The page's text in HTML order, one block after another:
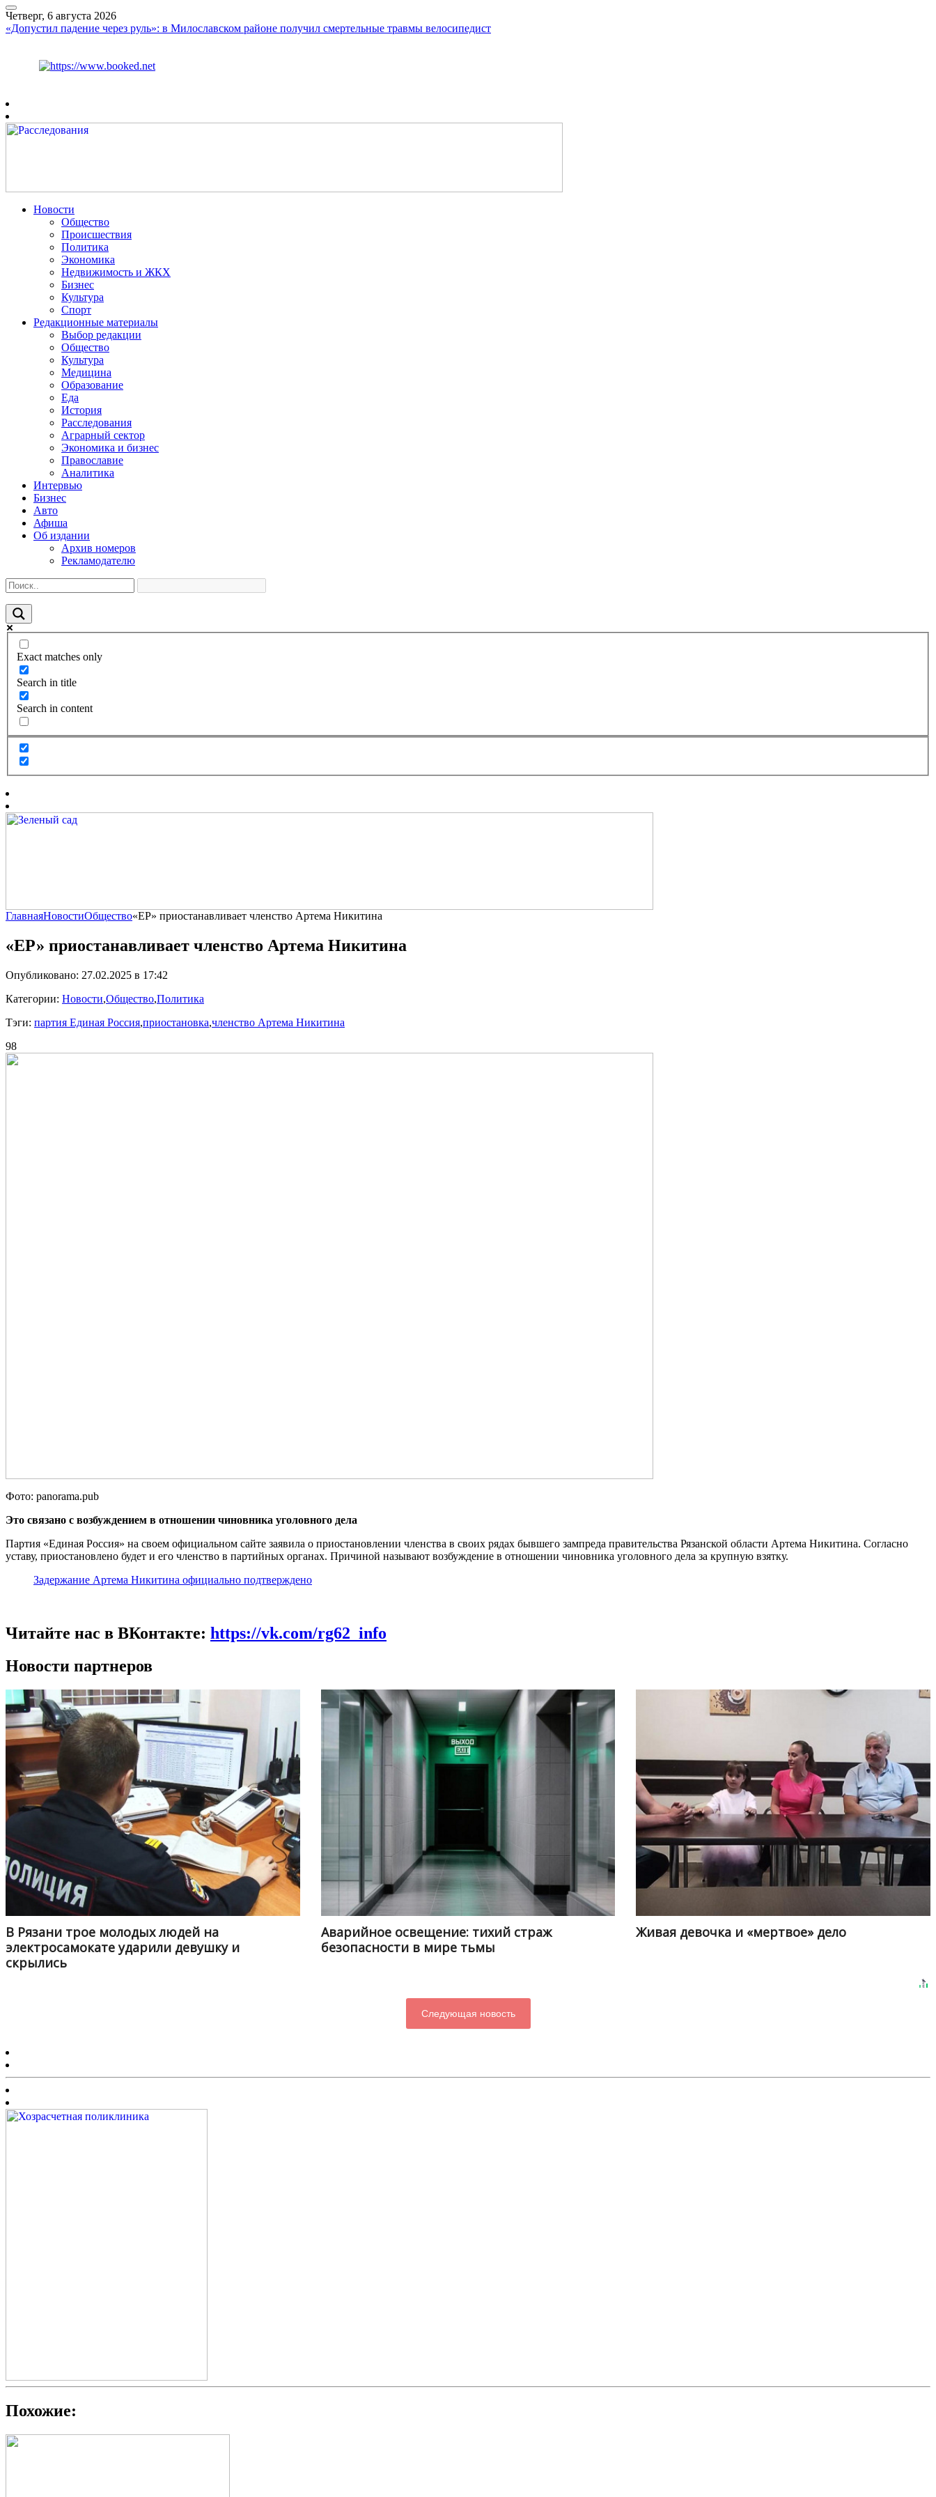
Четверг, 6 августа 2026
«Допустил падение через руль»: в Милославском районе получил смертельные травмы велосипедист
Новости
Общество
Происшествия
Политика
Экономика
Недвижимость и ЖКХ
Бизнес
Культура
Спорт
Редакционные материалы
Выбор редакции
Общество
Культура
Медицина
Образование
Еда
История
Расследования
Аграрный сектор
Экономика и бизнес
Православие
Аналитика
Интервью
Бизнес
Авто
Афиша
Об издании
Архив номеров
Рекламодателю
Exact matches only
Search in title
Search in content
ГлавнаяНовостиОбщество«ЕР» приостанавливает членство Артема Никитина
«ЕР» приостанавливает членство Артема Никитина
Опубликовано: 27.02.2025 в 17:42
Категории: Новости,Общество,Политика
Тэги: партия Единая Россия,приостановка,членство Артема Никитина
98
Фото: panorama.pub
Это связано с возбуждением в отношении чиновника уголовного дела
Партия «Единая Россия» на своем официальном сайте заявила о приостановлении членства в своих рядах бывшего зампреда правительства Рязанской области Артема Никитина. Согласно
уставу, приостановлено будет и его членство в партийных органах. Причиной называют возбуждение в отношении чиновника уголовного дела за крупную взятку.
Задержание Артема Никитина официально подтверждено
Читайте нас в ВКонтакте: https://vk.com/rg62_info
Новости партнеров
В Рязани трое молодых людей на
электросамокате ударили девушку и
скрылись
Аварийное освещение: тихий страж
безопасности в мире тьмы
Живая девочка и «мертвое» дело
Следующая новость
Похожие: